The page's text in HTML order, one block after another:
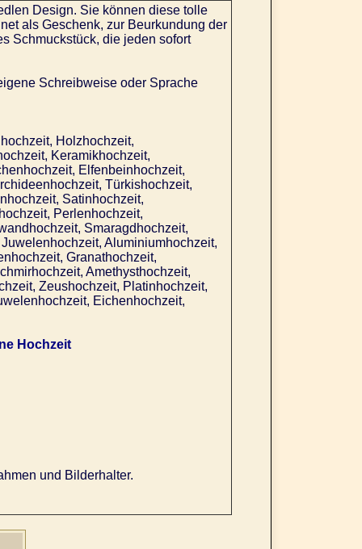
Design. Sie können diese tolle
als Geschenk, zur Beurkundung der
Schmuckstück, die jeden sofort
Schreibweise oder Sprache
Holzhochzeit,
Keramikhochzeit,
Elfenbeinhochzeit,
Türkishochzeit,
Satinhochzeit,
Perlenhochzeit,
Smaragdhochzeit,
Aluminiumhochzeit,
Granathochzeit,
Amethysthochzeit,
Zeushochzeit, Platinhochzeit,
Eichenhochzeit,
Hochzeit
und Bilderhalter.